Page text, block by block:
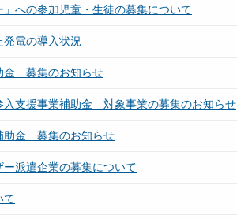
」への参加児童・生徒の募集について
電の導入状況
金 募集のお知らせ
支援事業補助金 対象事業の募集のお知らせ
助金 募集のお知らせ
派遣企業の募集について
て